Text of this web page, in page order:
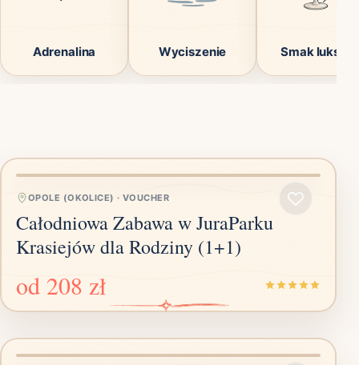
Adrenalina Wyciszenie Smak
OPOLE (OKOLICE) · VOUCHER
Całodniowa Zabawa w JuraParku
Krasiejów dla Rodziny (1+1)
od 208 zł